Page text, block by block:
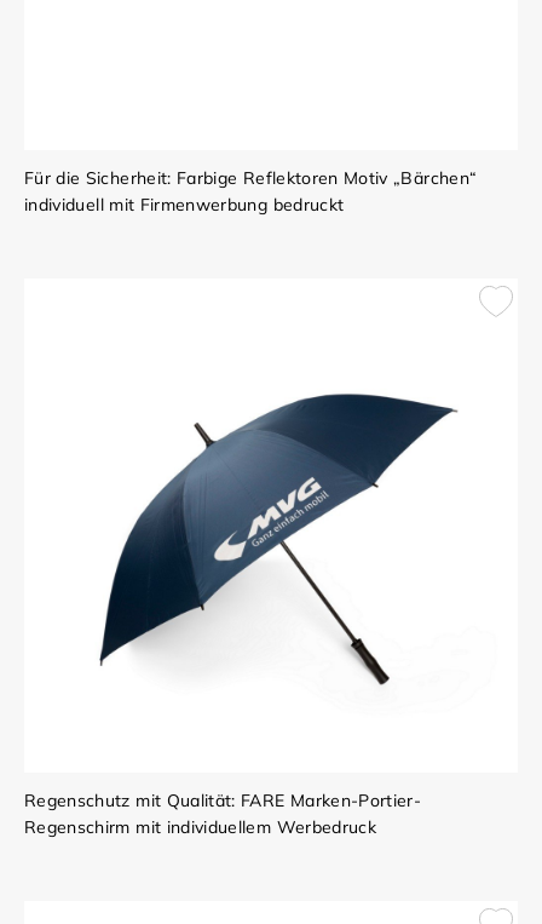
Für die Sicherheit: Farbige Reflektoren Motiv „Bärchen“
individuell mit Firmenwerbung bedruckt
Regenschutz mit Qualität: FARE Marken-Portier-
Regenschirm mit individuellem Werbedruck